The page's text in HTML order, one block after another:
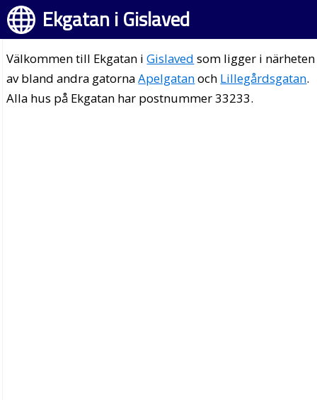
Ekgatan i Gislaved
Välkommen till Ekgatan iGislaved som ligger i närheten
av bland andra gatornaApelgatanoch Lillegårdsgatan.
Alla hus på Ekgatan har postnummer 33233.